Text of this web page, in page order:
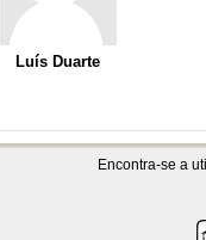
Luís Duarte
Encontra-se a